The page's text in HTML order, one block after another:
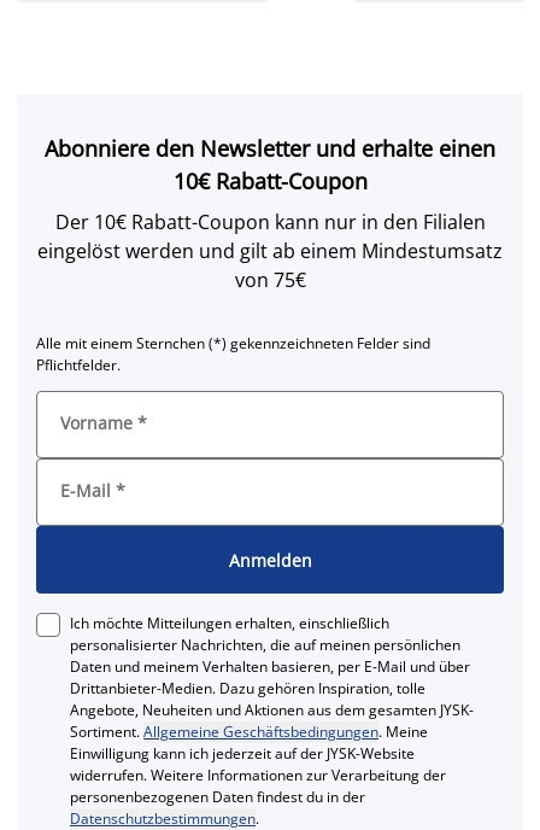
Abonniere den Newsletter und erhalte einen
10€ Rabatt-Coupon
Der 10€ Rabatt-Coupon kann nur in den Filialen
eingelöst werden und gilt ab einem Mindestumsatz
von 75€
Alle mit einem Sternchen (*) gekennzeichneten Felder sind
Pflichtfelder.
Vorname *
E-Mail *
Anmelden
Ich möchte Mitteilungen erhalten, einschließlich
personalisierter Nachrichten, die auf meinen persönlichen
Daten und meinem Verhalten basieren, per E-Mail und über
Drittanbieter-Medien. Dazu gehören Inspiration, tolle
Angebote, Neuheiten und Aktionen aus dem gesamten JYSK-
Sortiment.Allgemeine Geschäftsbedingungen. Meine
Einwilligung kann ich jederzeit auf der JYSK-Website
widerrufen. Weitere Informationen zur Verarbeitung der
personenbezogenen Daten findest du in der
Datenschutzbestimmungen.